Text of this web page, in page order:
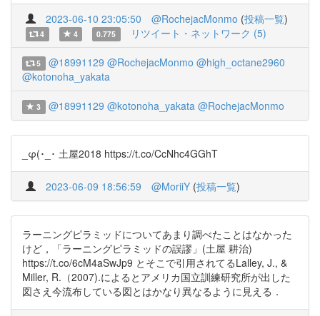
2023-06-10 23:05:50 @RochejacMonmo (投稿一覧)
4 4 0.775 リツイート・ネットワーク (5)
5 @18991129 @RochejacMonmo @high_octane2960
@kotonoha_yakata
3 @18991129 @kotonoha_yakata @RochejacMonmo
_φ(･_･ 土屋2018 https://t.co/CcNhc4GGhT
2023-06-09 18:56:59 @MoriiY (投稿一覧)
ラーニングピラミッドについてあまり調べたことはなかった
けど，「ラーニングピラミッドの誤謬」(土屋 耕治)
https://t.co/6cM4aSwJp9 とそこで引用されてるLalley, J., &
Miller, R.（2007).によるとアメリカ国立訓練研究所が出した
図さえ今流布している図とはかなり異なるように見える．